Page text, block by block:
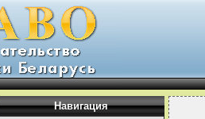
Навигация